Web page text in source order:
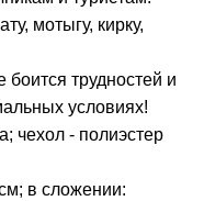
мотыгу, кирку,
трудностей и
условиях!
чехол - полиэстер
в сложении: